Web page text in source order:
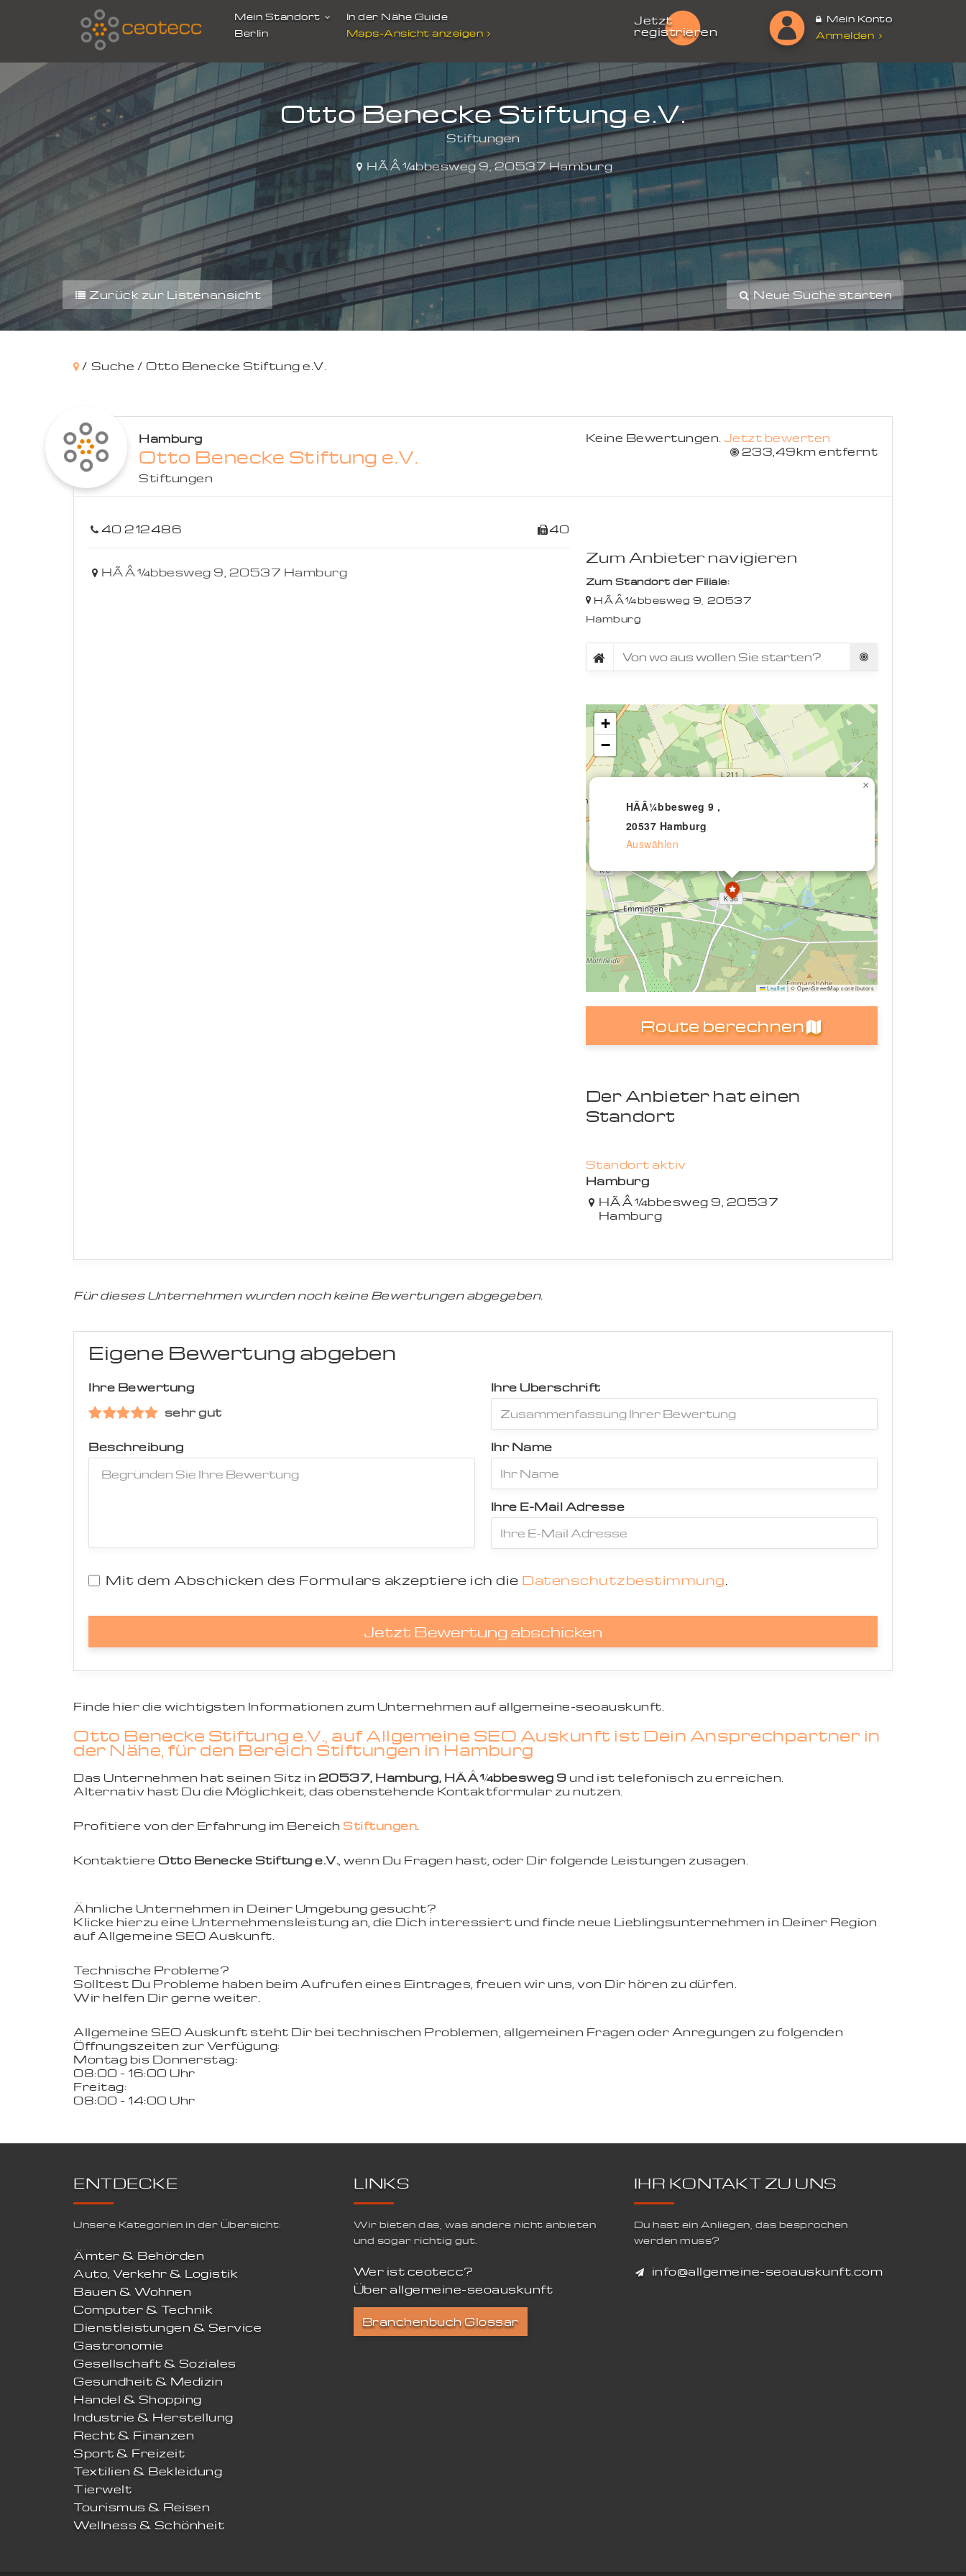
Mein Standort
Berlin
In der Nähe Guide
Maps-Ansicht anzeigen
Jetzt
registrieren
Mein Konto
Anmelden
Otto Benecke Stiftung e.V.
Stiftungen
HÃÂ¼bbesweg 9,20537Hamburg
Zurück zur Listenansicht Neue Suche starten
/ Suche / Otto Benecke Stiftung e.V.
Hamburg
Otto Benecke Stiftung e.V.
Stiftungen
Keine Bewertungen. Jetzt bewerten
233,49km entfernt
40 212486 40
HÃÂ¼bbesweg 9, 20537 Hamburg
Zum Anbieter navigieren
Zum Standort der Filiale:
HÃÂ¼bbesweg 9, 20537
Hamburg
HÃÂ¼bbesweg 9 ,
20537 Hamburg
Auswählen
×
+
−
Leaflet |© OpenStreetMap contributors
Route berechnen
Der Anbieter hat einen
Standort
Standort aktiv
Hamburg
HÃÂ¼bbesweg 9, 20537
Hamburg
Für dieses Unternehmen wurden noch keine Bewertungen abgegeben.
Eigene Bewertung abgeben
Ihre Bewertung
sehr gut
Ihre Überschrift
Ihr Name
Ihre E-Mail Adresse
Beschreibung
Mit dem Abschicken des Formulars akzeptiere ich die Datenschutzbestimmung
Jetzt Bewertung abschicken
Finde hier die wichtigsten Informationen zum Unternehmen auf allgemeine-seoauskunft.
Otto Benecke Stiftung e.V., auf Allgemeine SEO Auskunft ist Dein Ansprechpartner in
der Nähe, für den Bereich Stiftungen in Hamburg
Das Unternehmen hat seinen Sitz in 20537, Hamburg, HÃÂ¼bbesweg 9 und ist telefonisch zu erreichen.
Alternativ hast Du die Möglichkeit, das obenstehende Kontaktformular zu nutzen.
Profitiere von der Erfahrung im Bereich Stiftungen.
Kontaktiere Otto Benecke Stiftung e.V., wenn Du Fragen hast, oder Dir folgende Leistungen zusagen.
Ähnliche Unternehmen in Deiner Umgebung gesucht?
Klicke hierzu eine Unternehmensleistung an, die Dich interessiert und finde neue Lieblingsunternehmen in Deiner Region
auf Allgemeine SEO Auskunft.
Technische Probleme?
Solltest Du Probleme haben beim Aufrufen eines Eintrages, freuen wir uns, von Dir hören zu dürfen.
Wir helfen Dir gerne weiter.
Allgemeine SEO Auskunft steht Dir bei technischen Problemen, allgemeinen Fragen oder Anregungen zu folgenden
Öffnungszeiten zur Verfügung:
Montag bis Donnerstag:
08:00 - 16:00 Uhr
Freitag:
08:00 - 14:00 Uhr
ENTDECKE
Unsere Kategorien in der Übersicht:
Ämter & Behörden
Auto, Verkehr & Logistik
Bauen & Wohnen
Computer & Technik
Dienstleistungen & Service
Gastronomie
Gesellschaft & Soziales
Gesundheit & Medizin
Handel & Shopping
Industrie & Herstellung
Recht & Finanzen
Sport & Freizeit
Textilien & Bekleidung
Tierwelt
Tourismus & Reisen
Wellness & Schönheit
LINKS
Wir bieten das, was andere nicht anbieten
und sogar richtig gut.
Wer ist ceotecc?
Über allgemeine-seoauskunft
Branchenbuch Glossar
IHR KONTAKT ZU UNS
Du hast ein Anliegen, das besprochen
werden muss?
info@allgemeine-seoauskunft.com